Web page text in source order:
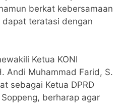
berkat kebersamaan
teratasi dengan
Ketua KONI
Andi Muhammad Farid, S.
sebagai Ketua DPRD
berharap agar